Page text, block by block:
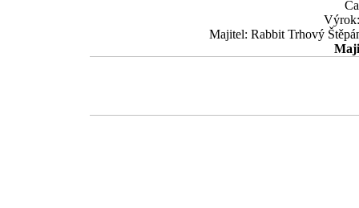
Majitel: Rabbit Trhový